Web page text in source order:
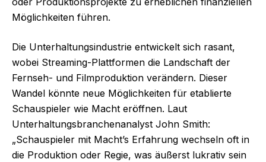
Möglichkeiten führen.
Die Unterhaltungsindustrie entwickelt sich rasant,
wobei Streaming-Plattformen die Landschaft der
Fernseh- und Filmproduktion verändern. Dieser
Wandel könnte neue Möglichkeiten für etablierte
Schauspieler wie Macht eröffnen. Laut
Unterhaltungsbranchenanalyst John Smith:
„Schauspieler mit Macht’s Erfahrung wechseln oft in
die Produktion oder Regie, was äußerst lukrativ sein